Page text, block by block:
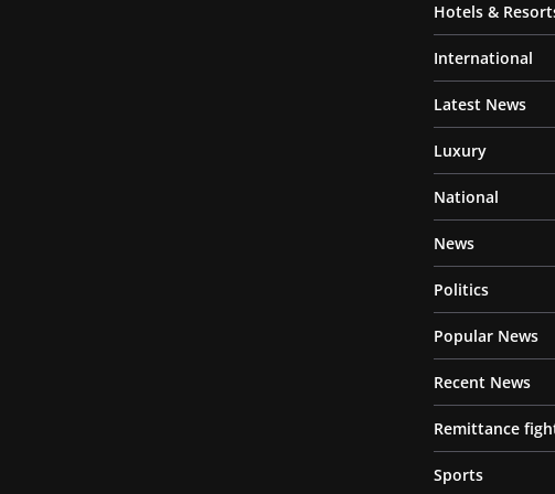
Hotels &
International
Latest News
Luxury
National
News
Politics
Popular News
Recent News
Remittance
Sports